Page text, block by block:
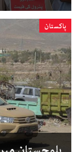
پاکستان